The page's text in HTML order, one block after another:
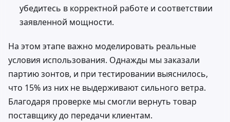
убедитесь в корректной работе и соответствии
заявленной мощности.
На этом этапе важно моделировать реальные
условия использования. Однажды мы заказали
партию зонтов, и при тестировании выяснилось,
что 15% из них не выдерживают сильного ветра.
Благодаря проверке мы смогли вернуть товар
поставщику до передачи клиентам.